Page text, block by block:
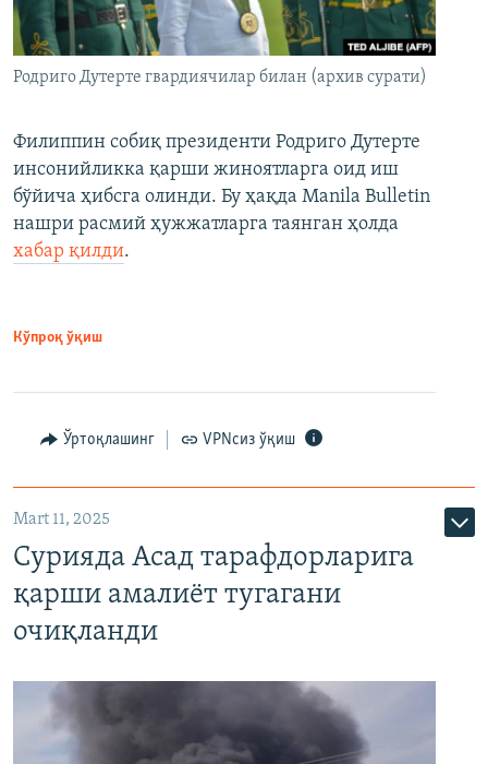
Родриго Дутерте гвардиячилар билан (архив сурати)
Филиппин собиқ президенти Родриго Дутерте
инсонийликка қарши жиноятларга оид иш
бўйича ҳибсга олинди. Бу ҳақда Manila Bulletin
нашри расмий ҳужжатларга таянган ҳолда
хабар қилди.
Кўпроқ ўқиш
Ўртоқлашинг VPNсиз ўқиш
Mart 11, 2025
Сурияда Асад тарафдорларига
қарши амалиёт тугагани
очиқланди